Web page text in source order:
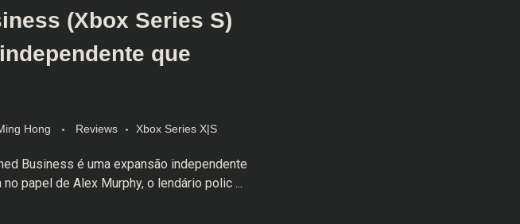
(Xbox Series S)
que
Hong Reviews Xbox Series X|S
Business é uma expansão independente
papel de Alex Murphy, o lendário polic ...